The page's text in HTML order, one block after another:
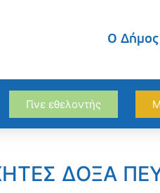
Ο Δήμος
Γίνε εθελοντής
ΔΟΞΑ